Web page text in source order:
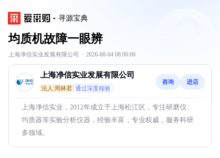
寻源宝典
均质机故障一眼辨
上海净信实业发展有限公司 · 2026-08-04 08:00:00
上海净信实业发展有限公司
法人:周林君 通过深度核验
咨询 进店
上海净信实业，2012年成立于上海松江区，专注研磨仪、
均质器等实验分析仪器，经验丰富，专业权威，服务科研
多领域。